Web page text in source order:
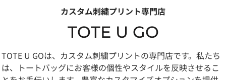
カスタム刺繍プリント専門店
TOTE U GO
TOTE U GOは、カスタム刺繍プリントの専門店です。私たち
は、トートバッグにお客様の個性やスタイルを反映させるこ